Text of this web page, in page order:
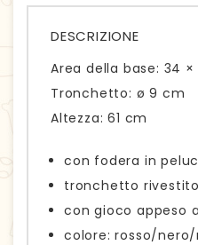
DESCRIZIONE
Area della base: 34
Tronchetto: ø 9 cm
Altezza: 61 cm
con fodera in
tronchetto
con gioco appeso
colore: rosso/